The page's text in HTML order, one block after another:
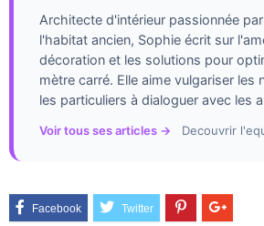
Architecte d'intérieur passionnée
l'habitat ancien, Sophie écrit sur
décoration et les solutions pour
mètre carré. Elle aime vulgariser les
les particuliers à dialoguer avec les
Voir tous ses articles → Decouvrir